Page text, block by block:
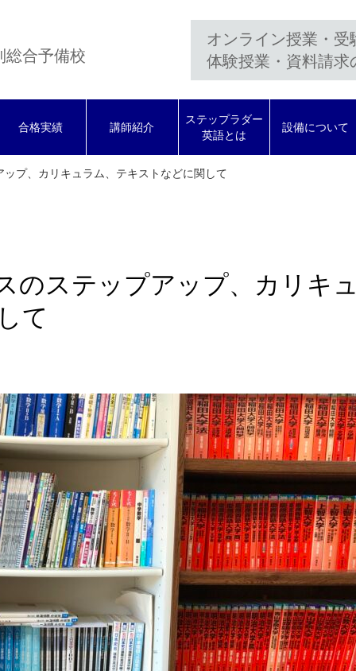
総合予備校
オンライン授業・受
体験授業・資料請
合格実績 講師紹介
ステップラダー
英語とは
設備について
プ、カリキュラム、テキストなどに関して
のステップアップ、カリキ
て